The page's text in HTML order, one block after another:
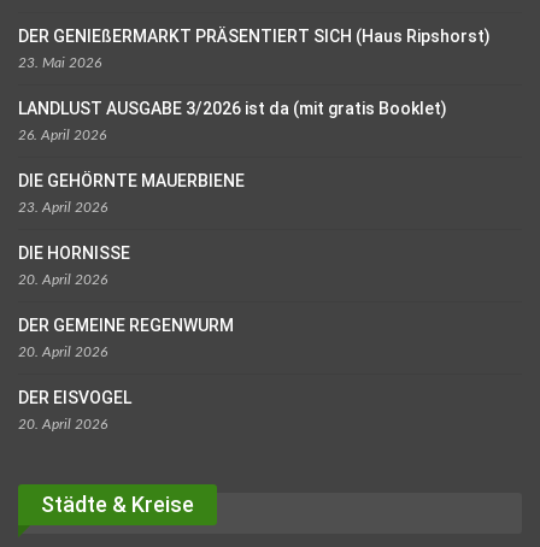
DER GENIEßERMARKT PRÄSENTIERT SICH (Haus Ripshorst)
23. Mai 2026
LANDLUST AUSGABE 3/2026 ist da (mit gratis Booklet)
26. April 2026
DIE GEHÖRNTE MAUERBIENE
23. April 2026
DIE HORNISSE
20. April 2026
DER GEMEINE REGENWURM
20. April 2026
DER EISVOGEL
20. April 2026
Städte & Kreise